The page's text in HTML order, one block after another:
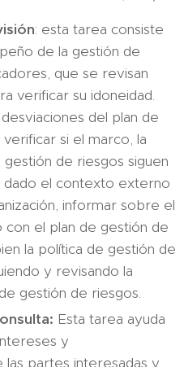
: esta tarea consiste
de la gestión de
que se revisan
verificar su idoneidad.
del plan de
si el marco, la
de riesgos siguen
dado el contexto externo
informar sobre el
el plan de gestión de
la política de gestión de
y revisando la
gestión de riesgos.
Esta tarea ayuda
y
partes interesadas y